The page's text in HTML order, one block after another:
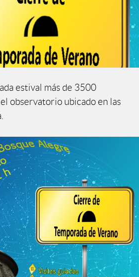
estival más de 3500
observatorio ubicado en las